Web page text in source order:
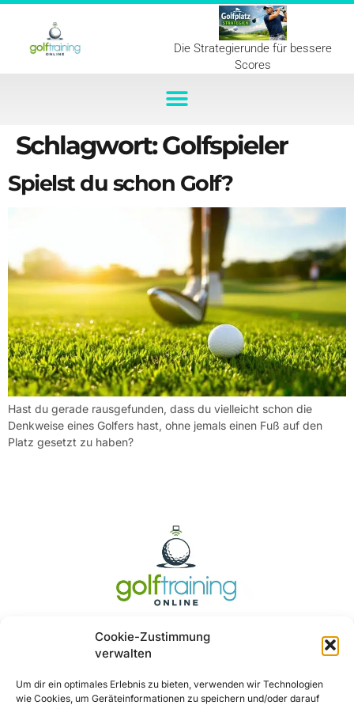
Cookie-Zustimmung
verwalten
Um dir ein optimales Erlebnis zu bieten, verwenden wir Technologien
wie Cookies, um Geräteinformationen zu speichern und/oder darauf
Die Strategierunde für bessere
Scores
Schlagwort:Golfspieler
Spielst du schon Golf?
Hast du gerade rausgefunden, dass du vielleicht schon die
Denkweise eines Golfers hast, ohne jemals einen Fuß auf den
Platz gesetzt zu haben?